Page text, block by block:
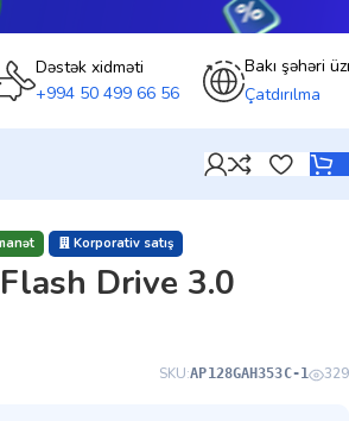
Dəstək xidməti
+994 50 499 66 56
Bakı şəhəri
Çatdırılma
Korporativ satış
Drive 3.0
SKU:AP128GAH353C-1 329